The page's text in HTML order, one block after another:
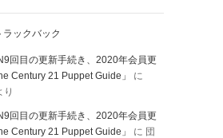
ックバック
回目の更新手続き、2020年会員更
Century 21 Puppet Guide」
に
り
回目の更新手続き、2020年会員更
Century 21 Puppet Guide」
に 団